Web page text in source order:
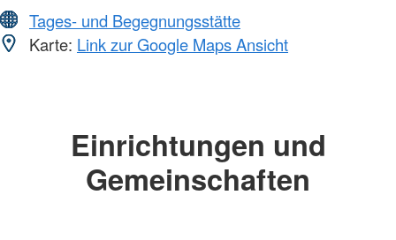
Tages- und Begegnungsstätte
Karte: Link zur Google Maps Ansicht
Einrichtungen und
Gemeinschaften